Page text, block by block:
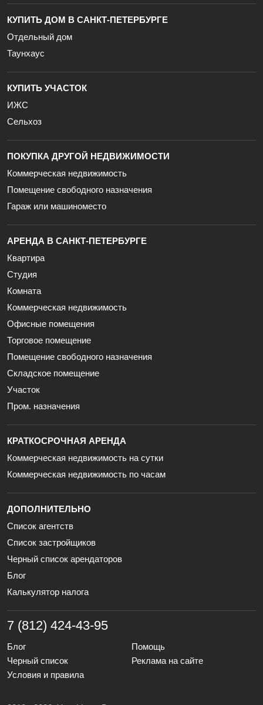
КУПИТЬ ДОМ В САНКТ-ПЕТЕРБУРГЕ
Отдельный дом
Таунхаус
КУПИТЬ УЧАСТОК
ИЖС
Сельхоз
ПОКУПКА ДРУГОЙ НЕДВИЖИМОСТИ
Коммерческая недвижимость
Помещение свободного назначения
Гараж или машиноместо
АРЕНДА В САНКТ-ПЕТЕРБУРГЕ
Квартира
Студия
Комната
Коммерческая недвижимость
Офисные помещения
Торговое помещение
Помещение свободного назначения
Складское помещение
Участок
Пром. назначения
КРАТКОСРОЧНАЯ АРЕНДА
Коммерческая недвижимость на сутки
Коммерческая недвижимость по часам
ДОПОЛНИТЕЛЬНО
Список агентств
Список застройщиков
Черный список арендаторов
Блог
Калькулятор налога
7 (812) 424-43-95
Блог
Помощь
Черный список
Реклама на сайте
Условия и правила